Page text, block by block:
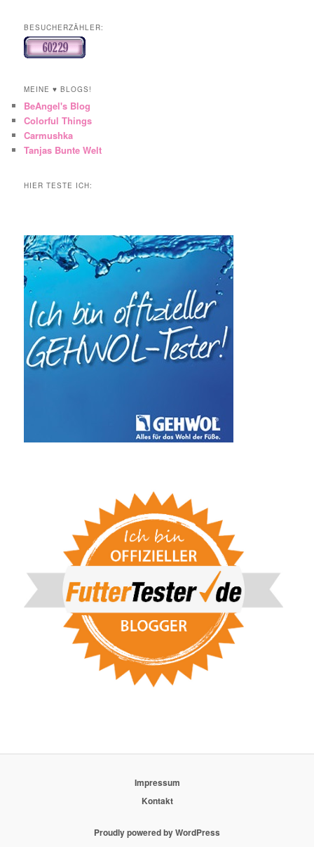
BESUCHERZÄHLER:
MEINE ♥ BLOGS!
BeAngel's Blog
Colorful Things
Carmushka
Tanjas Bunte Welt
HIER TESTE ICH:
Impressum
Kontakt
Proudly powered by WordPress